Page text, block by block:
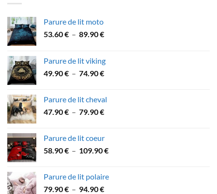
Parure de lit moto
53.60€ – 89.90€Plage
53.60 €
à
Parure de lit viking
49.90€ – 74.90€Plage
49.90 €
à
Parure de lit cheval
47.90€ – 79.90€Plage
à
Parure de lit coeur
58.90€ – 109.90€Plage
58.90 €
Parure de lit polaire
79.90€ – 94.90€Plage